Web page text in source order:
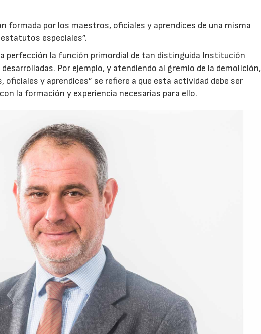
formada por los maestros, oficiales y aprendices de una misma
especiales”.
perfección la función primordial de tan distinguida Institución
Por ejemplo, y atendiendo al gremio de la demolición,
oficiales y aprendices” se refiere a que esta actividad debe ser
la formación y experiencia necesarias para ello.